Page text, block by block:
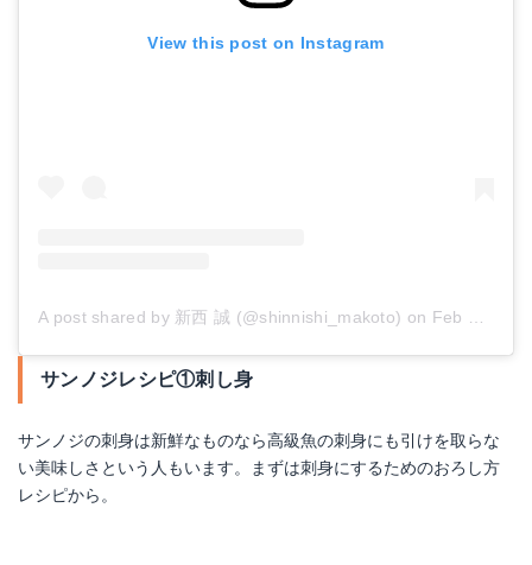
View this post on Instagram
A post shared by 新西 誠 (@shinnishi_makoto) on Feb 5, 2018 at 6:33pm PST
サンノジレシピ①刺し身
サンノジの刺身は新鮮なものなら高級魚の刺身にも引けを取らな
い美味しさという人もいます。まずは刺身にするためのおろし方
レシピから。